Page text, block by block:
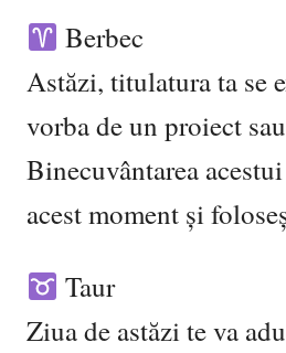
Berbec
Astăzi, titulatura ta se
vorba de un proiect
Binecuvântarea
acest moment și
Taur
Ziua de astăzi te va